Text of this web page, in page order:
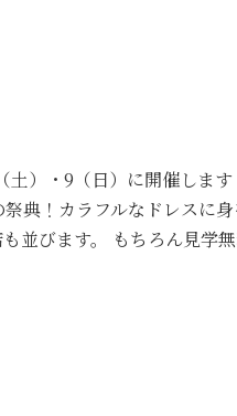
土）・9（日）に開催します
典！カラフルなドレスに
並びます。 もちろん見